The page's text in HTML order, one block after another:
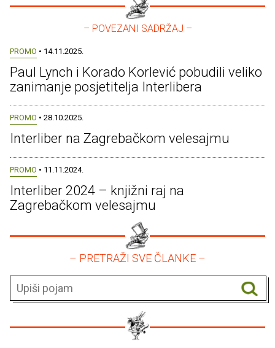
– POVEZANI SADRŽAJ –
PROMO • 14.11.2025.
Paul Lynch i Korado Korlević pobudili veliko
zanimanje posjetitelja Interlibera
PROMO • 28.10.2025.
Interliber na Zagrebačkom velesajmu
PROMO • 11.11.2024.
Interliber 2024 – knjižni raj na
Zagrebačkom velesajmu
– PRETRAŽI SVE ČLANKE –